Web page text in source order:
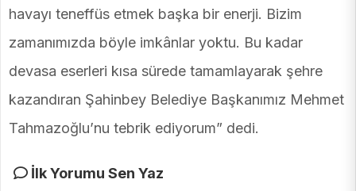
havayı teneffüs etmek başka bir enerji. Bizim
zamanımızda böyle imkânlar yoktu. Bu kadar
devasa eserleri kısa sürede tamamlayarak şehre
kazandıran Şahinbey Belediye Başkanımız Mehmet
Tahmazoğlu’nu tebrik ediyorum” dedi.
İlk Yorumu Sen Yaz